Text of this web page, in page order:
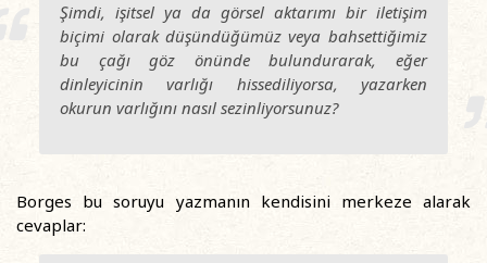
Şimdi, işitsel ya da görsel aktarımı bir iletişim
biçimi olarak düşündüğümüz veya bahsettiğimiz
bu çağı göz önünde bulundurarak, eğer
dinleyicinin varlığı hissediliyorsa, yazarken
okurun varlığını nasıl sezinliyorsunuz?
Borges bu soruyu yazmanın kendisini merkeze alarak
cevaplar: